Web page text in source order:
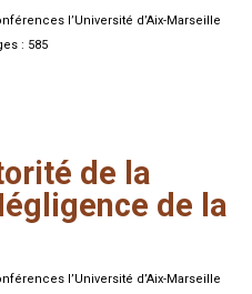
l’Université d’Aix-Marseille
: 585
de la
de la
l’Université d’Aix-Marseille